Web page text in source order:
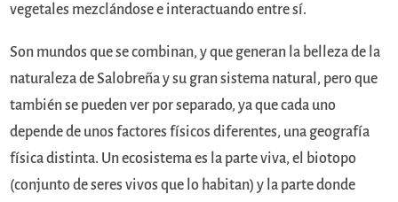
vegetales mezclándose e interactuando entre sí.
Son mundos que se combinan, y que generan la belleza de la
naturaleza de Salobreña y su gran sistema natural, pero que
también se pueden ver por separado, ya que cada uno
depende de unos factores físicos diferentes, una geografía
física distinta. Un ecosistema es la parte viva, el biotopo
(conjunto de seres vivos que lo habitan) y la parte donde